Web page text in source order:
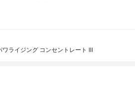
ワライジング コンセントレート III